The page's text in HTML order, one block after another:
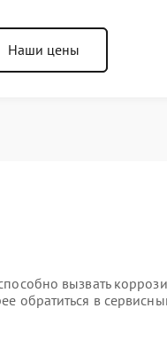
Наши цены
вызвать
обратиться в